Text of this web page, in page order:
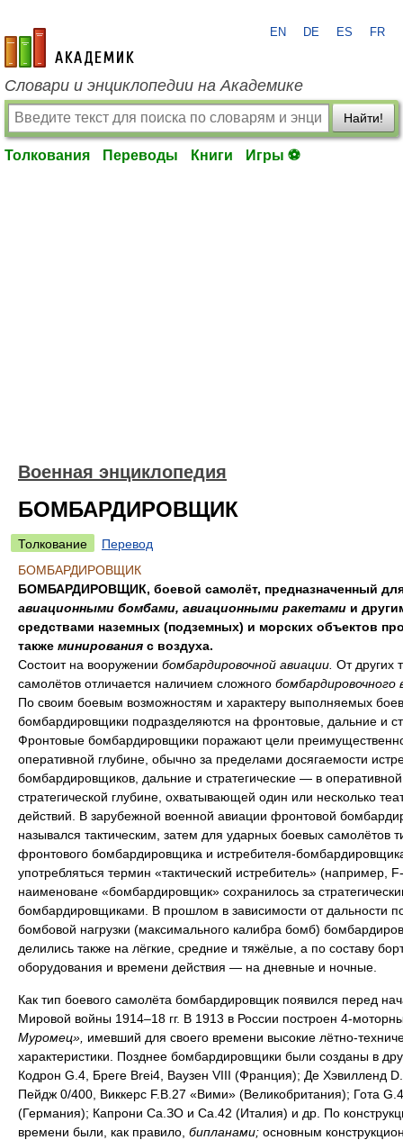
academic.ru
EN DE ES FR
Словари и энциклопедии на Академике
Найти!
Толкования Переводы Книги Игры ⚽
Военная энциклопедия
БОМБАРДИРОВЩИК
Толкование
Перевод
БОМБАРДИРОВЩИК
БОМБАРДИРОВЩИК, боевой самолёт, предназначенный
авиационными бомбами, авиационными ракетами и
средствами наземных (подземных) и морских объектов
также минирования с воздуха.
Состоит на вооружении бомбардировочной авиации. От других
самолётов отличается наличием сложного бомбардировочного
По своим боевым возможностям и характеру выполняемых
бомбардировщики подразделяются на фронтовые, дальние и
Фронтовые бомбардировщики поражают цели
оперативной глубине, обычно за пределами досягаемости
бомбардировщиков, дальние и стратегические — в
стратегической глубине, охватывающей один или несколько
действий. В зарубежной военной авиации фронтовой
назывался тактическим, затем для ударных боевых самолётов
фронтового бомбардировщика и истребителя-
употребляться термин «тактический истребитель» (например,
наименоване «бомбардировщик» сохранилось за
бомбардировщиками. В прошлом в зависимости от дальности
бомбовой нагрузки (максимального калибра бомб)
делились также на лёгкие, средние и тяжёлые, а по составу
оборудования и времени действия — на дневные и ночные.
Как тип боевого самолёта бомбардировщик появился перед
Мировой войны 1914–18 гг. В 1913 в России построен 4-
Муромец», имевший для своего времени высокие лётно-
характеристики. Позднее бомбардировщики были созданы в
Кодрон G.4, Бреге Brei4, Ваузен VIII (Франция); Де Хэвилленд
Пейдж 0/400, Виккерс F.B.27 «Вими» (Великобритания); Гота
(Германия); Капрони Са.ЗО и Са.42 (Италия) и др. По
времени были, как правило, бипланами; основным